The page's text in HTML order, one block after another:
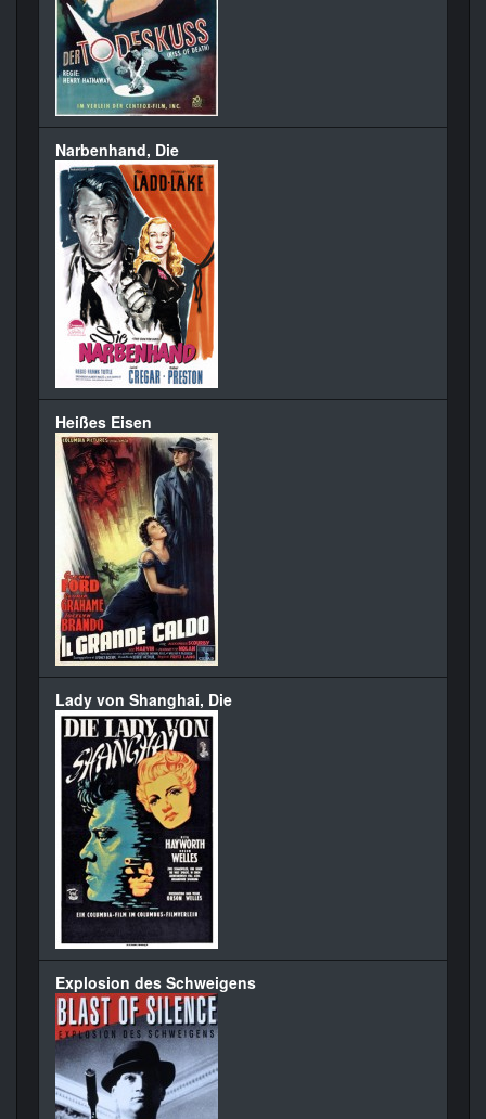
Narbenhand, Die
Heißes Eisen
Lady von Shanghai, Die
Explosion des Schweigens